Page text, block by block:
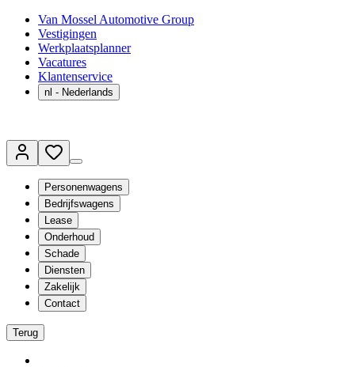
Van Mossel Automotive Group
Vestigingen
Werkplaatsplanner
Vacatures
Klantenservice
nl - Nederlands
Personenwagens
Bedrijfswagens
Lease
Onderhoud
Schade
Diensten
Zakelijk
Contact
Terug